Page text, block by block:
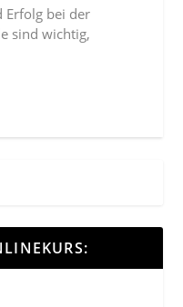
Erfolg bei der
sind wichtig,